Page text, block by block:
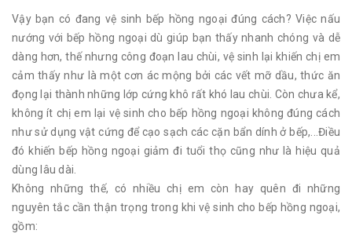
Vậy bạn có đang vệ sinh bếp hồng ngoại đúng cách? Việc nấu
nướng với bếp hồng ngoại dù giúp bạn thấy nhanh chóng và dễ
dàng hơn, thế nhưng công đoạn lau chùi, vệ sinh lại khiến chị em
cảm thấy như là một cơn ác mộng bởi các vết mỡ dầu, thức ăn
đọng lại thành những lớp cứng khô rất khó lau chùi. Còn chưa kể,
không ít chị em lại vệ sinh cho bếp hồng ngoại không đúng cách
như sử dụng vật cứng để cạo sạch các cặn bẩn dính ở bếp,...Điều
đó khiến bếp hồng ngoại giảm đi tuổi thọ cũng như là hiệu quả
dùng lâu dài.
Không những thế, có nhiều chị em còn hay quên đi những
nguyên tắc cần thận trọng trong khi vệ sinh cho bếp hồng ngoại,
gồm: